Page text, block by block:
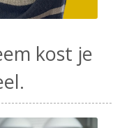
kost je